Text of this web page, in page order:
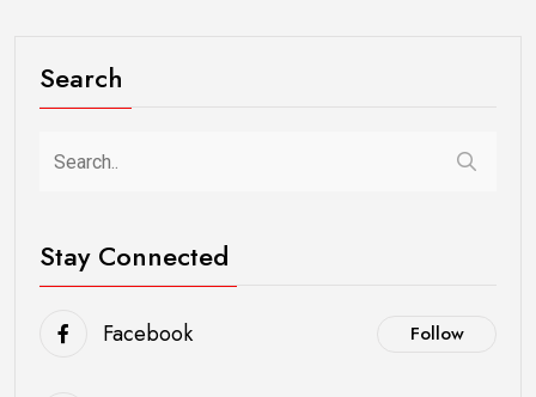
Search
Stay Connected
Facebook Follow